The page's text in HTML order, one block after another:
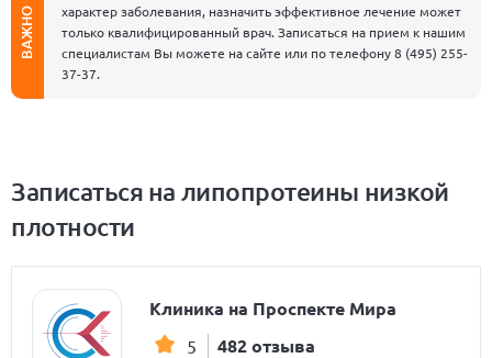
ВАЖНО
характер заболевания, назначить эффективное лечение может
только квалифицированный врач. Записаться на прием к нашим
специалистам Вы можете на сайте или по телефону8 (495) 255-
37-37.
Записаться на липопротеины низкой
плотности
Клиника на Проспекте Мира
5 482 отзыва